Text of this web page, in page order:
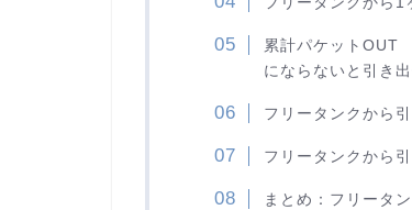
累計パケットOUT
にならないと引き
フリータンクから
フリータンクから
まとめ：フリータ